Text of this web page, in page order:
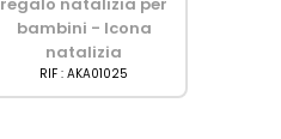
bambini - Icona
natalizia
RIF : AKA01025